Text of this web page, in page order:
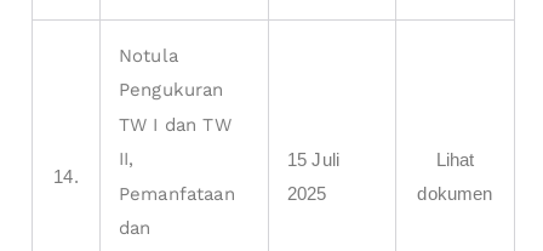
14.
Notula
Pengukuran
TW I dan TW
II,
Pemanfataan
dan
15 Juli
2025
Lihat
dokumen